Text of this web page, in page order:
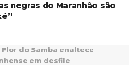
negras do Maranhão são